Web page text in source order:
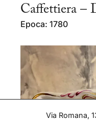
Caffettiera –
Epoca: 1780
Via Romana,